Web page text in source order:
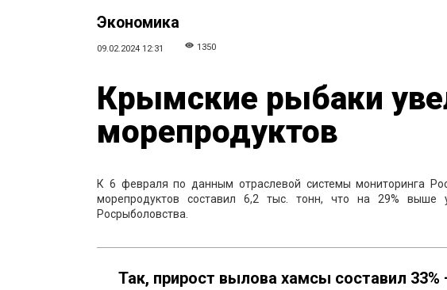
Экономика
09.02.2024 12:31 1350
Крымские рыбаки
морепродуктов
К 6 февраля по данным отраслевой системы мониторинга
морепродуктов составил 6,2 тыс. тонн, что на 29% выше
Росрыболовства.
Так, прирост вылова хамсы составил